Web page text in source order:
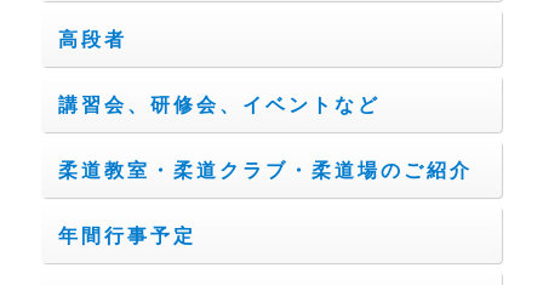
高段者
講習会、研修会、イベントなど
柔道教室・柔道クラブ・柔道場のご紹介
年間行事予定